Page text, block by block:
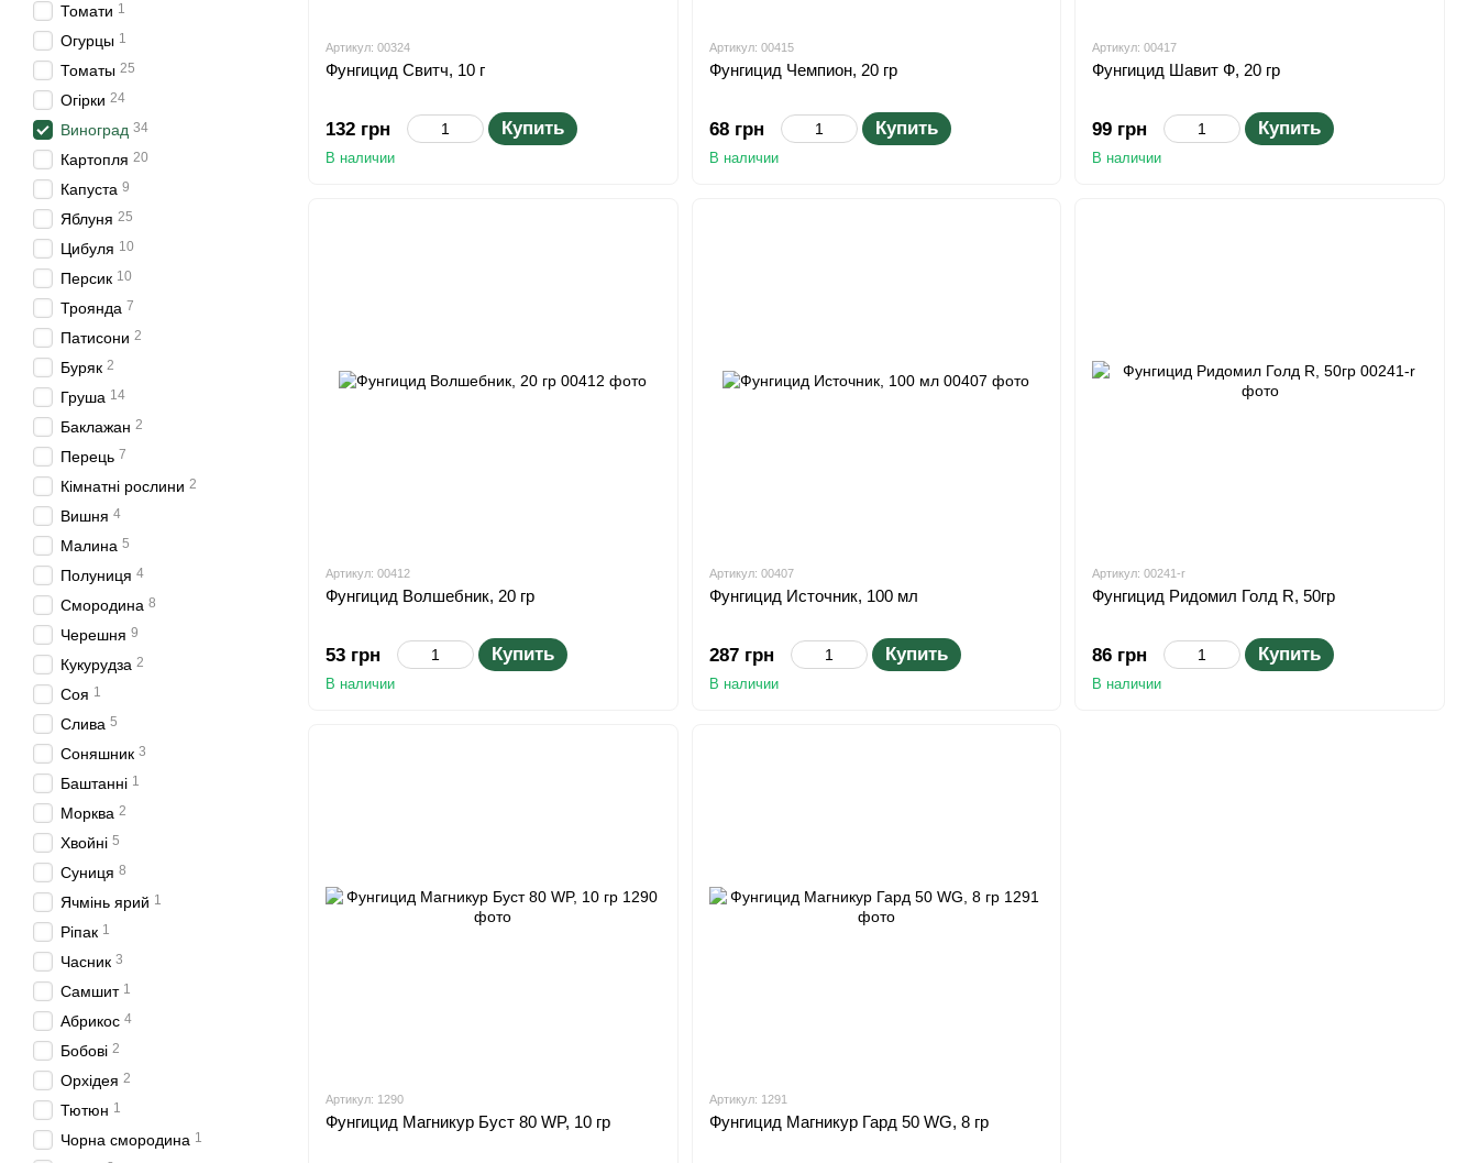
Артикул: 00324
Фунгицид Свитч, 10 г
132 грн Купить
В наличии
Артикул: 00415
Фунгицид Чемпион, 20 гр
68 грн Купить
В наличии
Артикул: 00417
Фунгицид Шавит Ф, 20 гр
99 грн Купить
В наличии
Артикул: 00412
Фунгицид Волшебник, 20 гр
53 грн Купить
В наличии
Артикул: 00407
Фунгицид Источник, 100 мл
287 грн Купить
В наличии
Артикул: 00241-r
Фунгицид Ридомил Голд R, 50гр
86 грн Купить
В наличии
Артикул: 1290
Фунгицид Магникур Буст 80 WP, 10 гр
Артикул: 1291
Фунгицид Магникур Гард 50 WG, 8 гр
Томати 1
Огурцы 1
Томаты 25
Огірки 24
Виноград 34
Картопля 20
Капуста 9
Яблуня 25
Цибуля 10
Персик 10
Троянда 7
Патисони 2
Буряк 2
Груша 14
Баклажан 2
Перець 7
Кімнатні рослини 2
Вишня 4
Малина 5
Полуниця 4
Смородина 8
Черешня 9
Кукурудза 2
Соя 1
Слива 5
Соняшник 3
Баштанні 1
Морква 2
Хвойні 5
Суниця 8
Ячмінь ярий 1
Ріпак 1
Часник 3
Самшит 1
Абрикос 4
Бобові 2
Орхідея 2
Тютюн 1
Чорна смородина 1